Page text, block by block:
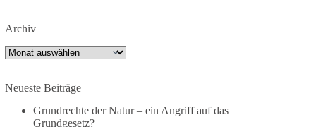
#wettbewerb
DieBasis
1 Tag zuvor
Archiv
Archiv
Neueste Beiträge
Grundrechte der Natur – ein Angriff auf das
Grundgesetz?